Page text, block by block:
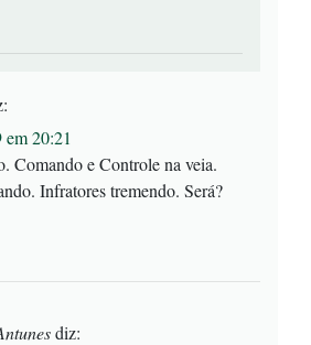
20:21
Comando e Controle na veia.
Infratores tremendo. Será?
diz: